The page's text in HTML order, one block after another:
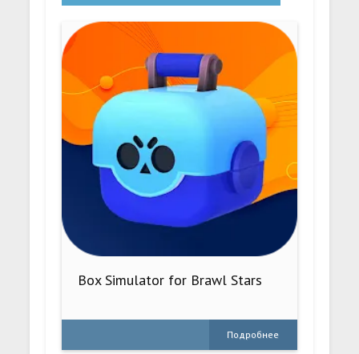
Box Simulator for Brawl Stars
Подробнее